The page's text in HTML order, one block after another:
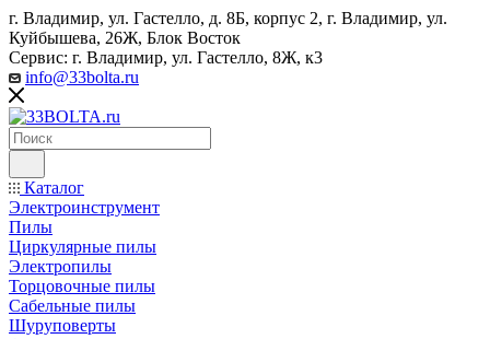
г. Владимир, ул. Гастелло, д. 8Б, корпус 2, г. Владимир, ул. ​
Куйбышева, 26Ж, Блок Восток
Сервис: г. Владимир, ул. Гастелло, 8Ж, к3
info@33bolta.ru
Каталог
Электроинструмент
Пилы
Циркулярные пилы
Электропилы
Торцовочные пилы
Сабельные пилы
Шуруповерты